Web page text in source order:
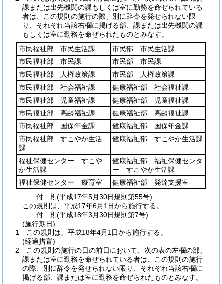
課または出先機関の課もしくは室に勤務を命ぜられている
者は、この規則の施行の際、別に辞令を発せられない限
り、それぞれ当該右欄に掲げる部、課または出先機関の課
もしくは室に勤務を命ぜられたものとみなす。
市民福祉部 市民生活課
市民部 市民生活課
市民福祉部 市民課
市民部 市民課
市民福祉部 人権政策課
市民部 人権政策課
市民福祉部 社会福祉課
健康福祉部 社会福祉課
市民福祉部 児童福祉課
健康福祉部 児童福祉課
市民福祉部 高齢福祉課
健康福祉部 高齢福祉課
市民福祉部 国保年金課
健康福祉部 国保年金課
市民福祉部 すこやか生活
課
健康福祉部 すこやか生活課
福祉保健センター すこや
か生活課
健康福祉部 福祉保健センタ
ー すこやか生活課
福祉保健センター 療育室
健康福祉部 発達支援室
付 則(平成17年5月30日規則第55号)
この規則は、平成17年6月1日から施行する。
付 則(平成18年3月30日規則第7号)
(施行期日)
1
この規則は、平成18年4月1日から施行する。
(経過措置)
2
この規則の施行の日の前日において、次の表の左欄の部、
課または室に勤務を命ぜられている者は、この規則の施行
の際、別に辞令を発せられない限り、それぞれ当該右欄に
掲げる部、課または室に勤務を命ぜられたものとみなす。